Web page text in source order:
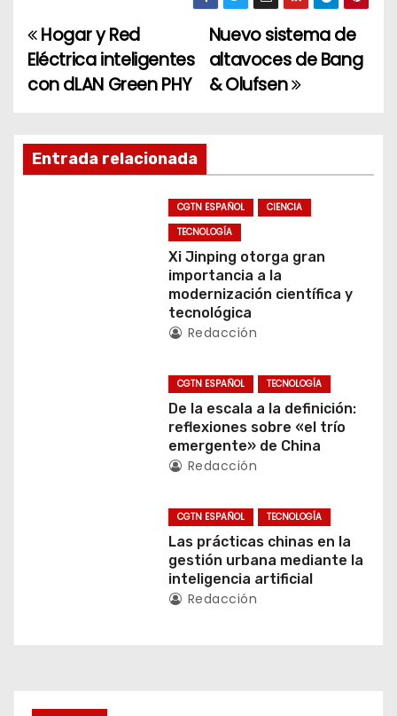
N
a
e
Nuevo sistema de
altavoces de Bang
& Olufsen
Hogar y Red
Eléctrica inteligentes
con dLAN Green PHY
Entrada relacionada
CGTN ESPAÑOL
CIENCIA
TECNOLOGÍA
Xi Jinping otorga gran
importancia a la
modernización científica y
tecnológica
Redacción
CGTN ESPAÑOL TECNOLOGÍA
De la escala a la definición:
reflexiones sobre «el trío
emergente» de China
Redacción
CGTN ESPAÑOL TECNOLOGÍA
Las prácticas chinas en la
gestión urbana mediante la
inteligencia artificial
Redacción